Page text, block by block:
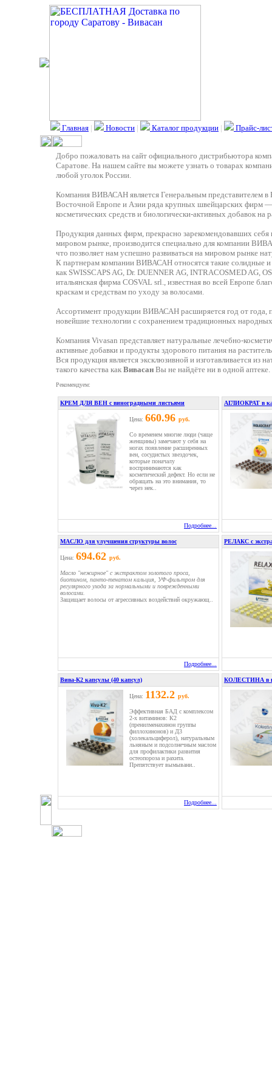
Главная | Новости | Каталог продукции | Прайс-
Добро пожаловать на сайт официального дистрибьютора
Саратове. На нашем сайте вы можете узнать о товарах
любой уголок России.
Компания ВИВАСАН является Генеральным представителем
Восточной Европе и Азии ряда крупных швейцарских фирм —
косметических средств и биологически-активных добавок на
Продукция данных фирм, прекрасно зарекомендовавших себя
мировом рынке, производится специально для компании
что позволяет нам успешно развиваться на мировом рынке
К партнерам компании ВИВАСАН относятся такие солидные
как SWISSCAPS AG, Dr. DUENNER AG, INTRACOSMED AG,
итальянская фирма COSVAL srl., известная во всей Европе
краскам и средствам по уходу за волосами.
Ассортимент продукции ВИВАСАН расширяется год от года,
новейшие технологии с сохранением традиционных
Компания Vivasan представляет натуральные лечебно-
активные добавки и продукты здорового питания на
Вся продукция является эксклюзивной и изготавливается из
такого качества как Вивасан Вы не найдёте ни в одной аптеке.
Рекомендуем:
КРЕМ ДЛЯ ВЕН с виноградными листьями
Цена: 660.96 руб.
Со временем многие люди (чаще
женщины) замечают у себя на
ногах появление расширенных
вен, сосудистых звездочек,
которые поначалу
воспринимаются как
косметический дефект. Но если не
обращать на это внимания, то
через нек..
Подробнее...
АГЛИОКРАТ в
МАСЛО для улучшения структуры волос
Цена: 694.62 руб.
Масло "нежирное" с экстрактом золотого проса,
биотином, панто-тенатом кальция, УФ-фильтром для
регулярного ухода за нормальными и поврежденными
волосами.
Защищает волосы от агрессивных воздействий окружающ..
Подробнее...
РЕЛАКС с
Вива-К2 капсулы (40 капсул)
Цена: 1132.2 руб.
Эффективная БАД с комплексом
2-х витаминов: К2
(пренилменахинон группы
филлохинонов) и Д3
(холекальциферол), натуральным
льняным и подсолнечным маслом
для профилактики развития
остеопороза и рахита.
Препятствует вымывани..
Подробнее...
КОЛЕСТИНА в